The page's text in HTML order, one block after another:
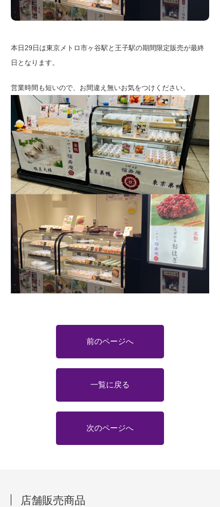
本日29日は東京メトロ市ヶ谷駅と王子駅の期間限定販売が最終
日となります。
営業時間も短いので、お間違え無いお気をつけください。
前のページへ
一覧に戻る
次のページへ
店舗販売商品